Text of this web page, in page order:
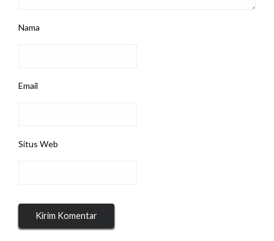
Nama
Email
Situs Web